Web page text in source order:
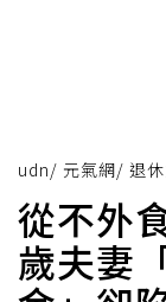
udn/ 元氣網/ 退
從不外
歲夫妻